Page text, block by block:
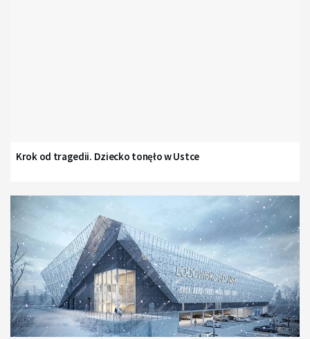
Krok od tragedii. Dziecko tonęło w Ustce